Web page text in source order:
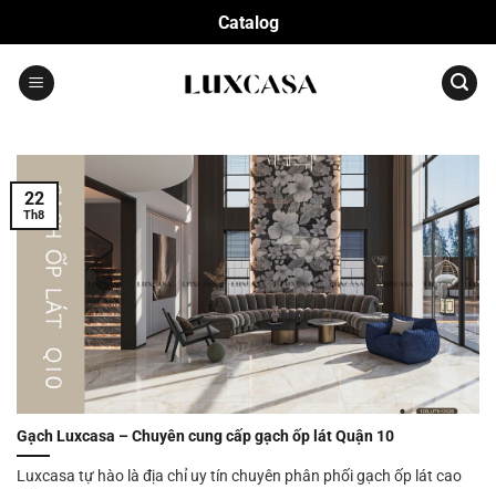
qua
nội
dung
Catalog
Gạch Luxcasa – Chuyên cung cấp gạch ốp lát Quận 10
Luxcasa tự hào là địa chỉ uy tín chuyên phân phối gạch ốp lát cao
22
Th8